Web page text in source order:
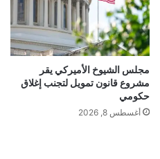
akhabarqatar.com — قرار من ترامب يكلف الأميركيين 19
مجلس الشيوخ الأميركي يقر
مشروع قانون تمويل لتجنب إغلاق
حكومي
أغسطس 8, 2026